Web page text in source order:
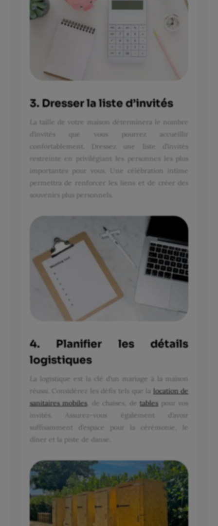
3. Dresser la liste d’invités
La taille de votre maison déterminera le nombre
d’invités que vous pourrez accueillir
confortablement. Dressez une liste d’invités
restreinte en privilégiant les personnes les plus
importantes pour vous. Une célébration intime
permettra de renforcer les liens et de créer des
souvenirs plus personnels.
4. Planifier les détails
logistiques
La logistique est la clé d’un mariage à la maison
réussi. Considérez les défis tels que la
location de
sanitaires mobiles, de chaises, detables pour vos
invités. Assurez-vous également d’avoir
suffisamment d’espace pour la cérémonie, le
dîner et la piste de danse.